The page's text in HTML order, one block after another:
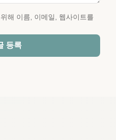
해 이름, 이메일, 웹사이트를
등록